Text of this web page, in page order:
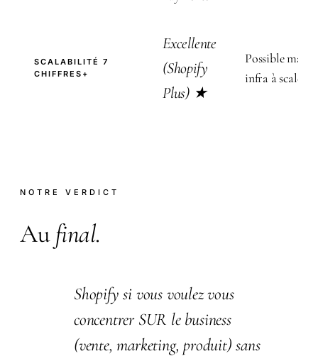
SCALABILITÉ 7
CHIFFRES+
Excellente
(Shopify
Plus) ★
Possible mais
infra à scaler
NOTRE VERDICT
Aufinal.
Shopify si vous voulez vous
concentrer SUR le business
(vente, marketing, produit) sans